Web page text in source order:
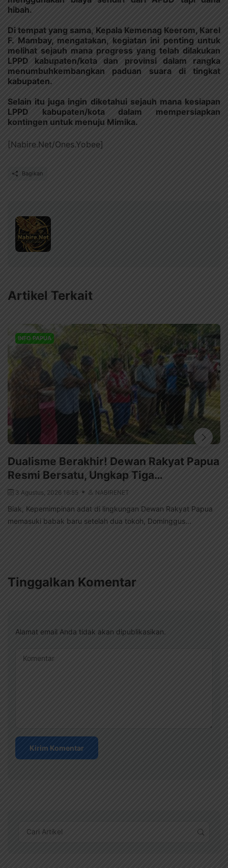
hibah.
Di tempat yang sama, Kepala Kemenag Keerom, Karel
F. Mambay, mengatakan, kegiatan ini penting untuk
melihat sejauh mana progress yang telah dilakukan
LPPD kabupaten/kota dan provinsi dalam rangka
menumbuhkembangkan paduan suara di tingkat
kabupaten.
Selain itu juga ingin diketahui sejauh mana kesiapan
LPPD kabupaten/kota dalam mempersiapkan
kontingen untuk menuju Mimika.
[Nabire.Net/Ones.Yobee]
Bagikan
Artikel Terkait
INFO PAPUA
Dualisme Berakhir! Dewan Rakyat Papua
Resmi Bersatu, Ungkap Tiga…
3 Agustus, 2026 16:55 NABIRENET
Biak, Kepemimpinan adat di lingkungan Dewan Rakyat Papua
memasuki babak baru setelah dua tokoh, Dominggus...
Tinggalkan Komentar
Alamat email Anda tidak akan dipublikasikan.
Komentar